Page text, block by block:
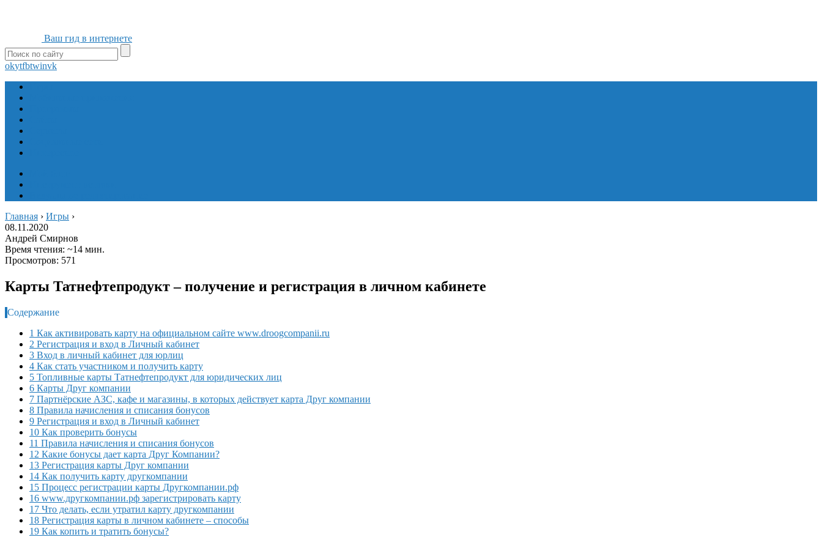
Ваш гид в интернете
okytfbtwinvk
Главная › Игры ›
08.11.2020
Андрей Смирнов
Время чтения: ~14 мин.
Просмотров: 571
Карты Татнефтепродукт – получение и регистрация в личном кабинете
Содержание
1 Как активировать карту на официальном сайте www.droogcompanii.ru
2 Регистрация и вход в Личный кабинет
3 Вход в личный кабинет для юрлиц
4 Как стать участником и получить карту
5 Топливные карты Татнефтепродукт для юридических лиц
6 Карты Друг компании
7 Партнёрские АЗС, кафе и магазины, в которых действует карта Друг компании
8 Правила начисления и списания бонусов
9 Регистрация и вход в Личный кабинет
10 Как проверить бонусы
11 Правила начисления и списания бонусов
12 Какие бонусы дает карта Друг Компании?
13 Регистрация карты Друг компании
14 Как получить карту другкомпании
15 Процесс регистрации карты Другкомпании.рф
16 www.другкомпании.рф зарегистрировать карту
17 Что делать, если утратил карту другкомпании
18 Регистрация карты в личном кабинете – способы
19 Как копить и тратить бонусы?